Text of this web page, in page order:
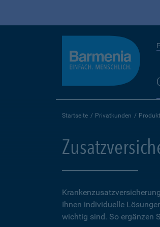
Startseite Privatkunden
Ihnen individuelle
wichtig sind. So ergänzen